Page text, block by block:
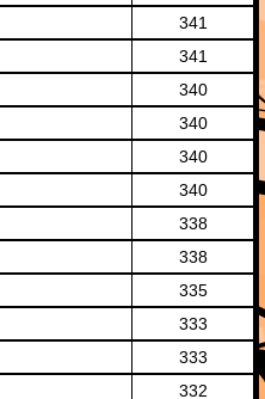
341
341
340
340
340
340
338
338
335
333
333
332